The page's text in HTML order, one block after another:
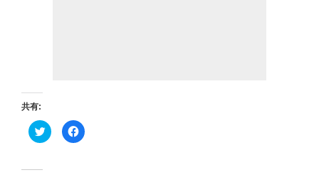
共有:
ク
リ
F
a